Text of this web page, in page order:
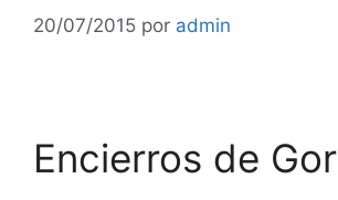
20/07/2015 por admin
Encierros de Gor